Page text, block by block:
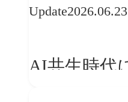
伸吾が語る
Update2026.06.23
AI共生時代